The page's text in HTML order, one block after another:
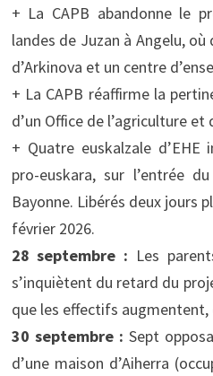
+ La CAPB abandonne le
landes de Juzan à Angelu,
d’Arkinova et un centre
+ La CAPB réaffirme la
d’un Office de l’agriculture et
+ Quatre euskalzale
pro-euskara, sur l’entrée
Bayonne. Libérés deux jours
février 2026.
28 septembre : Les
s’inquiètent du retard du
que les effectifs augmentent,
30 septembre : Sept
d’une maison d’Aiherra